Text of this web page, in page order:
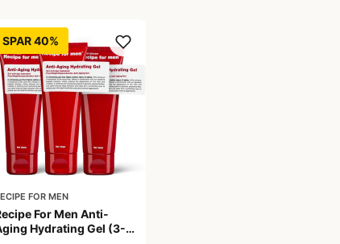
SPAR 40%
FOR MEN
For Men Anti-
Hydrating Gel (3-